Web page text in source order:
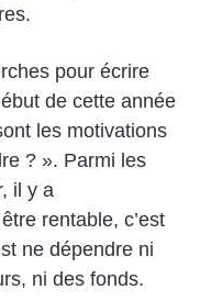
pour écrire
de cette année
les motivations
? ». Parmi les
il y a
rentable, c’est
ne dépendre ni
ni des fonds.